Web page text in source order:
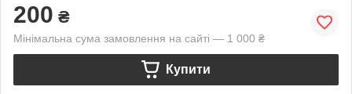
200 ₴
Мінімальна сума замовлення на сайті — 1 000 ₴
Купити